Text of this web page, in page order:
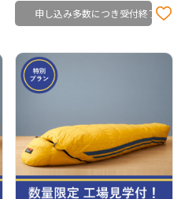
申し込み多数につき受付終了